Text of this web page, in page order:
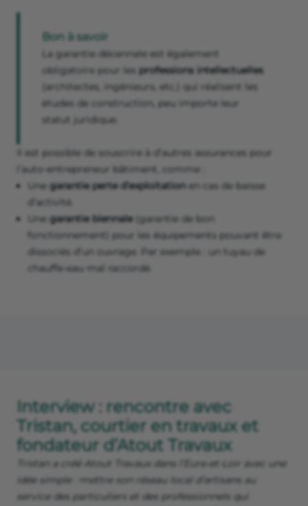
Bon à savoir
La garantie décennale est également
obligatoire pour les professions intellectuelles
(architectes, ingénieurs, etc.) qui réalisent les
études de construction, peu importe leur
statut juridique.
Il est possible de souscrire à d’autres assurances pour
l’auto-entrepreneur bâtiment, comme :
Une garantie perte d’exploitationen cas de baisse
d’activité.
Une garantie biennale(garantie de bon
fonctionnement) pour les équipements pouvant être
dissociés d’un ouvrage. Par exemple : un tuyau de
chauffe-eau mal raccordé.
Interview : rencontre avec
Tristan, courtier en travaux et
fondateur d’Atout Travaux
Tristan a créé Atout Travaux dans l’Eure-et-Loir avec une
idée simple : mettre son réseau local d’artisans au
service des particuliers et des professionnels qui